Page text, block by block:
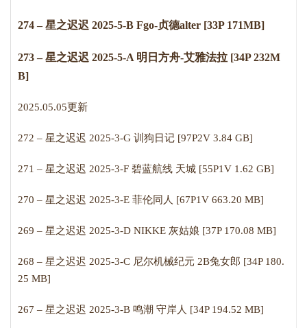
274 – 星之迟迟 2025-5-B Fgo-贞德alter [33P 171MB]
273 – 星之迟迟 2025-5-A 明日方舟-艾雅法拉 [34P 232M
B]
2025.05.05更新
272 – 星之迟迟 2025-3-G 训狗日记 [97P2V 3.84 GB]
271 – 星之迟迟 2025-3-F 碧蓝航线 天城 [55P1V 1.62 GB]
270 – 星之迟迟 2025-3-E 菲伦同人 [67P1V 663.20 MB]
269 – 星之迟迟 2025-3-D NIKKE 灰姑娘 [37P 170.08 MB]
268 – 星之迟迟 2025-3-C 尼尔机械纪元 2B兔女郎 [34P 180.
25 MB]
267 – 星之迟迟 2025-3-B 鸣潮 守岸人 [34P 194.52 MB]